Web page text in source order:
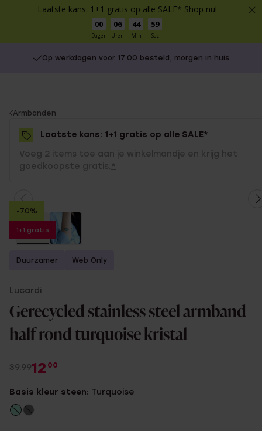
Laatste kans: 1+1 gratis op alle SALE* Shop nu!
00
Dagen
06
Uren
44
Min
58
Sec
Op werkdagen voor 17:00 besteld, morgen in huis
You
are
here:
Armbanden
Laatste kans: 1+1 gratis op alle SALE*
Voeg 2 items toe aan je winkelmandje en krijg het
goedkoopste gratis. *
-70%
1+1 gratis
Duurzamer Web Only
Lucardi
Gerecycled stainless steel armband
half rond turquoise kristal
39.9912 00
Basis kleur steen: Turquoise